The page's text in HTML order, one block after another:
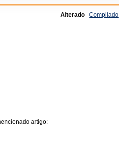
Alterado Compilado
artigo: